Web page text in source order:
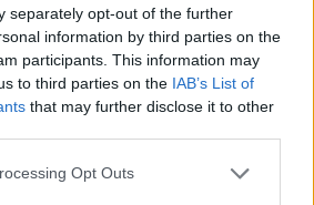
separately opt-out of the further
information by third parties on the
participants. This information may
to third parties on the IAB’s List of
that may further disclose it to other
Opt Outs
ή υπεύθυνος μονάδας οφείλει
εργαζόμενους με κάθε πρόσφορο
που απορρέουν από το
της παρ. 1, το υπόχρεο
έχει λάβει την πρώτη ή τη
16 Αυγούστου 2021, η δε